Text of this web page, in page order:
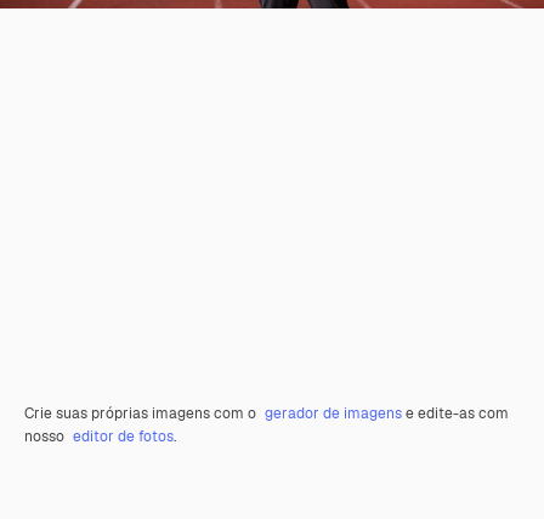
Crie suas próprias imagens com o gerador de imagense edite-as com
nosso editor de fotos.